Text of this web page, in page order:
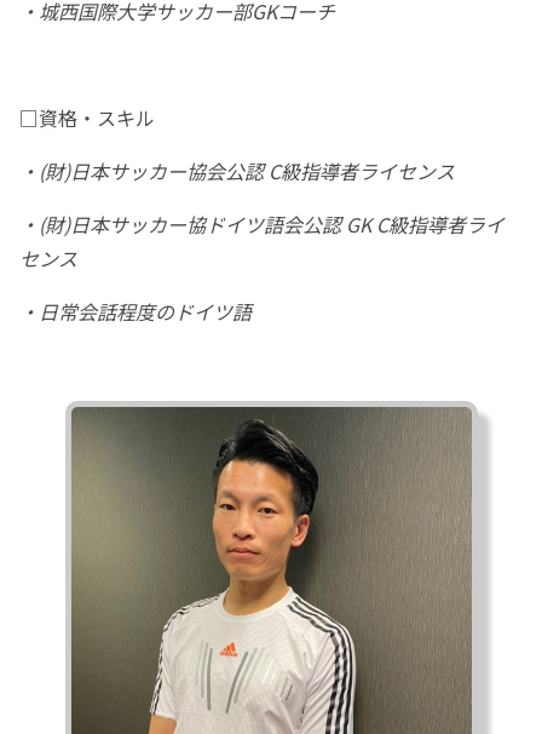
・城西国際大学サッカー部GKコーチ
□資格・スキル
・(財)日本サッカー協会公認 C級指導者ライセンス
・(財)日本サッカー協ドイツ語会公認 GK C級指導者ライ
センス
・日常会話程度のドイツ語